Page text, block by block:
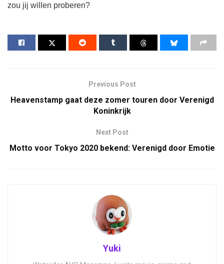
zou jij willen proberen?
Previous Post
Heavenstamp gaat deze zomer touren door Verenigd
Koninkrijk
Next Post
Motto voor Tokyo 2020 bekend: Verenigd door Emotie
Yuki